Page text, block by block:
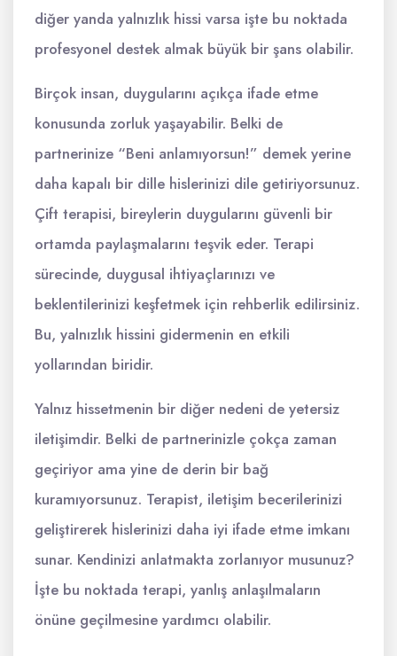
diğer yanda yalnızlık hissi varsa işte bu noktada
profesyonel destek almak büyük bir şans olabilir.
Birçok insan, duygularını açıkça ifade etme
konusunda zorluk yaşayabilir. Belki de
partnerinize “Beni anlamıyorsun!” demek yerine
daha kapalı bir dille hislerinizi dile getiriyorsunuz.
Çift terapisi, bireylerin duygularını güvenli bir
ortamda paylaşmalarını teşvik eder. Terapi
sürecinde, duygusal ihtiyaçlarınızı ve
beklentilerinizi keşfetmek için rehberlik edilirsiniz.
Bu, yalnızlık hissini gidermenin en etkili
yollarından biridir.
Yalnız hissetmenin bir diğer nedeni de yetersiz
iletişimdir. Belki de partnerinizle çokça zaman
geçiriyor ama yine de derin bir bağ
kuramıyorsunuz. Terapist, iletişim becerilerinizi
geliştirerek hislerinizi daha iyi ifade etme imkanı
sunar. Kendinizi anlatmakta zorlanıyor musunuz?
İşte bu noktada terapi, yanlış anlaşılmaların
önüne geçilmesine yardımcı olabilir.